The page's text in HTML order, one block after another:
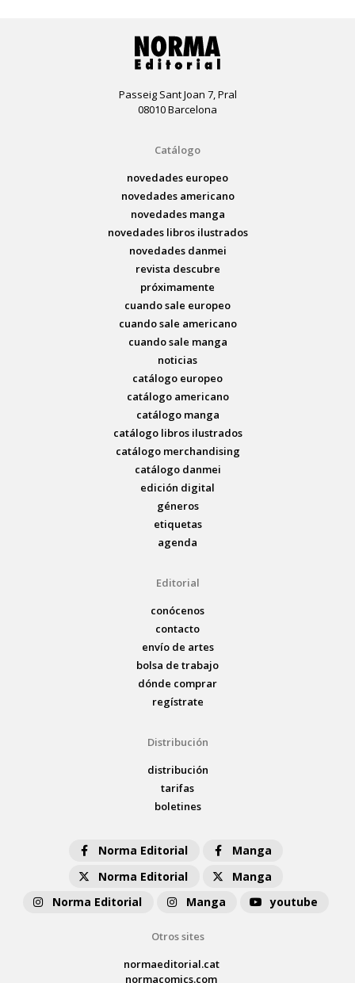
Passeig Sant Joan 7, Pral
08010 Barcelona
Catálogo
novedades europeo
novedades americano
novedades manga
novedades libros ilustrados
novedades danmei
revista descubre
próximamente
cuando sale europeo
cuando sale americano
cuando sale manga
noticias
catálogo europeo
catálogo americano
catálogo manga
catálogo libros ilustrados
catálogo merchandising
catálogo danmei
edición digital
géneros
etiquetas
agenda
Editorial
conócenos
contacto
envío de artes
bolsa de trabajo
dónde comprar
regístrate
Distribución
distribución
tarifas
boletines
Norma Editorial
Manga
Norma Editorial
Manga
Norma Editorial
Manga youtube
Otros sites
normaeditorial.cat
normacomics.com